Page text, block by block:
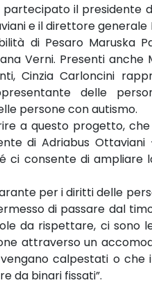
partecipato il presidente
e il direttore
di Pesaro Maruska
Verni. Presenti
Cinzia Carloncini
delle
persone con autismo.
a questo progetto,
di Adriabus
ci consente di
per i diritti delle
di passare dal
da rispettare, ci sono
attraverso un
calpestati o
da binari fissati”.